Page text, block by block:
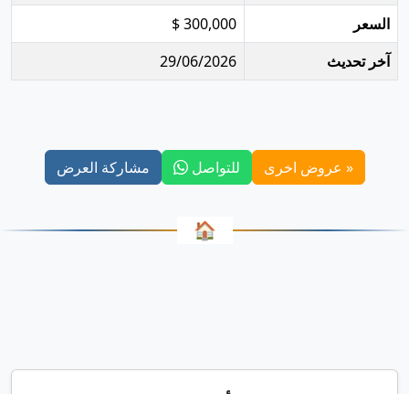
السعر
300,000 $
آخر تحديث
29/06/2026
« عروض اخرى للتواصل مشاركة العرض
🏠